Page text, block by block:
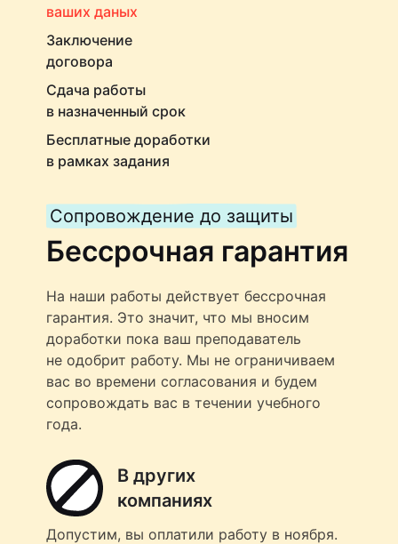
ваших даных
Заключение
договора
Сдача работы
в назначенный срок
Бесплатные доработки
в рамках задания
Сопровождение до защиты
Бессрочная гарантия
На наши работы действует бессрочная
гарантия. Это значит, что мы вносим
доработки пока ваш преподаватель
не одобрит работу. Мы не ограничиваем
вас во времени согласования и будем
сопровождать вас в течении учебного
года.
В других
компаниях
Допустим, вы оплатили работу в ноября.